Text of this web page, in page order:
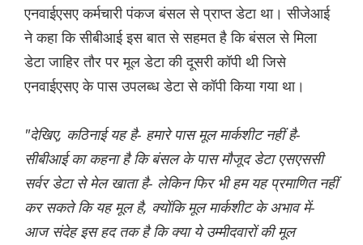
एनवाईएसए कर्मचारी पंकज बंसल से प्राप्त डेटा था। सीजेआई
ने कहा कि सीबीआई इस बात से सहमत है कि बंसल से मिला
डेटा जाहिर तौर पर मूल डेटा की दूसरी कॉपी थी जिसे
एनवाईएसए के पास उपलब्ध डेटा से कॉपी किया गया था।
"देखिए, कठिनाई यह है- हमारे पास मूल मार्कशीट नहीं है-
सीबीआई का कहना है कि बंसल के पास मौजूद डेटा एसएससी
सर्वर डेटा से मेल खाता है- लेकिन फिर भी हम यह प्रमाणित नहीं
कर सकते कि यह मूल है, क्योंकि मूल मार्कशीट के अभाव में-
आज संदेह इस हद तक है कि क्या ये उम्मीदवारों की मूल